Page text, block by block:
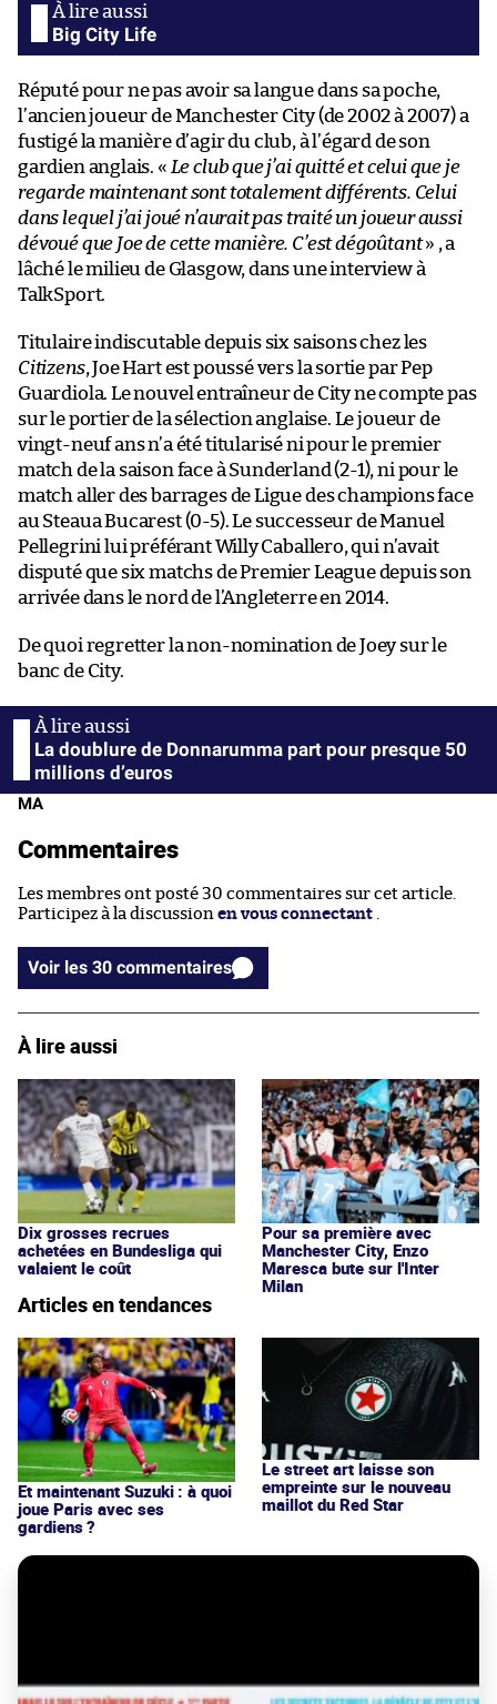
Big City Life
Réputé pour ne pas avoir sa langue dans sa poche,
l’ancien joueur de Manchester City (de 2002 à 2007) a
fustigé la manière d’agir du club, à l’égard de son
gardien anglais. « Le club que j’ai quitté et celui que je
regarde maintenant sont totalement différents. Celui
dans lequel j’ai joué n’aurait pas traité un joueur aussi
dévoué que Joe de cette manière. C’est dégoûtant» , a
lâché le milieu de Glasgow, dans une interview à
TalkSport.
Titulaire indiscutable depuis six saisons chez les
Citizens, Joe Hart est poussé vers la sortie par Pep
Guardiola. Le nouvel entraîneur de City ne compte pas
sur le portier de la sélection anglaise. Le joueur de
vingt-neuf ans n’a été titularisé ni pour le premier
match de la saison face à Sunderland (2-1), ni pour le
match aller des barrages de Ligue des champions face
au Steaua Bucarest (0-5). Le successeur de Manuel
Pellegrini lui préférant Willy Caballero, qui n’avait
disputé que six matchs de Premier League depuis son
arrivée dans le nord de l’Angleterre en 2014.
De quoi regretter la non-nomination de Joey sur le
banc de City.
La doublure de Donnarumma part pour presque 50
millions d’euros
MA
Commentaires
Les membres ont posté 30 commentaires sur cet article.
Participez à la discussion en vous connectant
Voir les 30 commentaires
À lire aussi
Dix grosses recrues
achetées en Bundesliga qui
valaient le coût
Pour sa première avec
Manchester City, Enzo
Maresca bute sur l'Inter
Milan
Articles en tendances
Et maintenant Suzuki : à quoi
joue Paris avec ses
gardiens ?
Le street art laisse son
empreinte sur le nouveau
maillot du Red Star